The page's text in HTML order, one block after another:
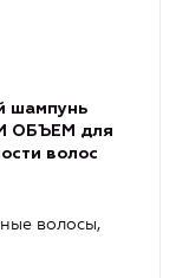
шампунь
ОБЪЕМ для
волос
волосы,